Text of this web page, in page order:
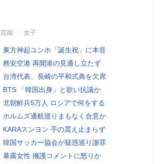
芸能 女子
東方神起ユンホ「誕生祝」に本音
務安空港 再開港の見通し立たず
台湾代表、長崎の平和式典を欠席
BTS 「韓国出身」と歌い抗議か
北朝鮮兵5万人 ロシアで何をする
ホルムズ通航巡りまもなく合意か
KARAスンヨン 手の震え止まらず
韓国サッカー協会が疑惑巡り謝罪
暴露女性 擁護コメントに怒りか